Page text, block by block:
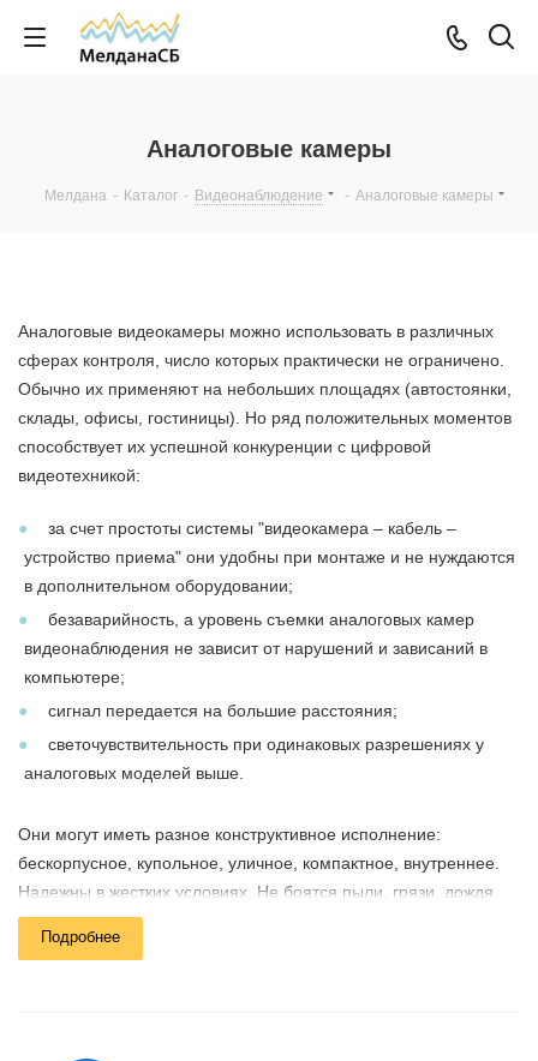
Аналоговые камеры
Мелдана - Каталог - Видеонаблюдение - Аналоговые камеры
Аналоговые видеокамеры можно использовать в различных
сферах контроля, число которых практически не ограничено.
Обычно их применяют на небольших площадях (автостоянки,
склады, офисы, гостиницы). Но ряд положительных моментов
способствует их успешной конкуренции с цифровой
видеотехникой:
за счет простоты системы "видеокамера – кабель –
устройство приема" они удобны при монтаже и не нуждаются
в дополнительном оборудовании;
безаварийность, а уровень съемки аналоговых камер
видеонаблюдения не зависит от нарушений и зависаний в
компьютере;
сигнал передается на большие расстояния;
светочувствительность при одинаковых разрешениях у
аналоговых моделей выше.
Они могут иметь разное конструктивное исполнение:
бескорпусное, купольное, уличное, компактное, внутреннее.
Надежны в жестких условиях. Не боятся пыли, грязи, дождя,
насекомых. Им не страшны ни жара, ни холод.
Подробнее